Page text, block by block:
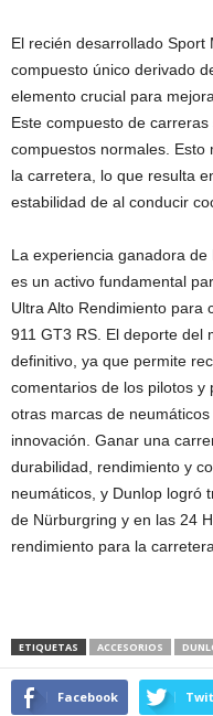
El recién desarrollado Sport
compuesto único derivado
elemento crucial para
Este compuesto de
compuestos normales. Esto
la carretera, lo que resulta
estabilidad de al conducir
La experiencia ganadora
es un activo fundamental
Ultra Alto Rendimiento para
911 GT3 RS. El deporte del
definitivo, ya que permite
comentarios de los pilotos y
otras marcas de
innovación. Ganar una
durabilidad, rendimiento y
neumáticos, y Dunlop logró
de Nürburgring y en las 24
rendimiento para la carretera.
ETIQUETAS ACCESORIOS
Facebook